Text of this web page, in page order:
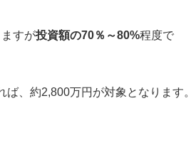
すが投資額の70％～80%程度で
ば、約2,800万円が対象となります。